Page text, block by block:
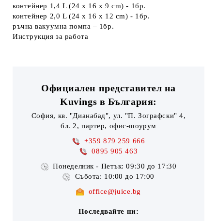
контейнер 1,4 L (24 х 16 х 9 cm) - 1бр.
контейнер 2,0 L (24 х 16 х 12 cm) - 1бр.
ръчна вакуумна помпа – 1бр.
Инструкция за работа
Официален представител на
Kuvings в България:
София, кв. "Дианабад", ул. "П. Зографски" 4,
бл. 2, партер, офис-шоурум
+359 879 259 666
0895 905 463
Понеделник - Петък: 09:30 до 17:30
Събота: 10:00 до 17:00
office@juice.bg
Последвайте ни: